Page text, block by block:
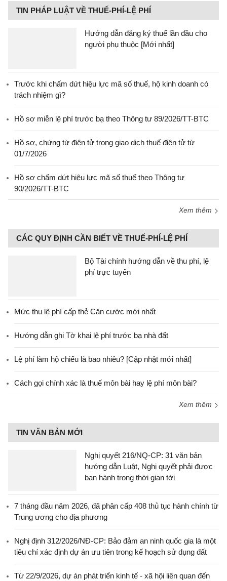
TIN PHÁP LUẬT VỀ THUẾ-PHÍ-LỆ PHÍ
Hướng dẫn đăng ký thuế lần đầu cho
người phụ thuộc [Mới nhất]
Trước khi chấm dứt hiệu lực mã số thuế, hộ kinh doanh có
trách nhiệm gì?
Hồ sơ miễn lệ phí trước bạ theo Thông tư 89/2026/TT-BTC
Hồ sơ, chứng từ điện tử trong giao dịch thuế điện tử từ
01/7/2026
Hồ sơ chấm dứt hiệu lực mã số thuế theo Thông tư
90/2026/TT-BTC
Xem thêm
CÁC QUY ĐỊNH CẦN BIẾT VỀ THUẾ-PHÍ-LỆ PHÍ
Bộ Tài chính hướng dẫn về thu phí, lệ
phí trực tuyến
Mức thu lệ phí cấp thẻ Căn cước mới nhất
Hướng dẫn ghi Tờ khai lệ phí trước bạ nhà đất
Lệ phí làm hộ chiếu là bao nhiêu? [Cập nhật mới nhất]
Cách gọi chính xác là thuế môn bài hay lệ phí môn bài?
Xem thêm
TIN VĂN BẢN MỚI
Nghị quyết 216/NQ-CP: 31 văn bản
hướng dẫn Luật, Nghị quyết phải được
ban hành trong thời gian tới
7 tháng đầu năm 2026, đã phân cấp 408 thủ tục hành chính từ
Trung ương cho địa phương
Nghị định 312/2026/NĐ-CP: Bảo đảm an ninh quốc gia là một
tiêu chí xác định dự án ưu tiên trong kế hoạch sử dụng đất
Từ 22/9/2026, dự án phát triển kinh tế - xã hội liên quan đến